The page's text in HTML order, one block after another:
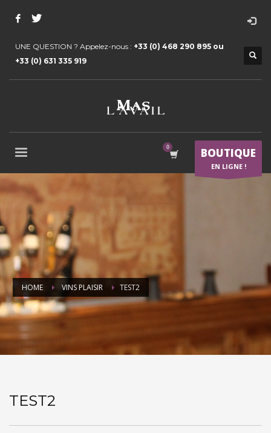
UNE QUESTION ? Appelez-nous : +33 (0) 468 290 895 ou
+33 (0) 631 335 919
BOUTIQUE
EN LIGNE !
HOME VINS PLAISIR TEST2
TEST2